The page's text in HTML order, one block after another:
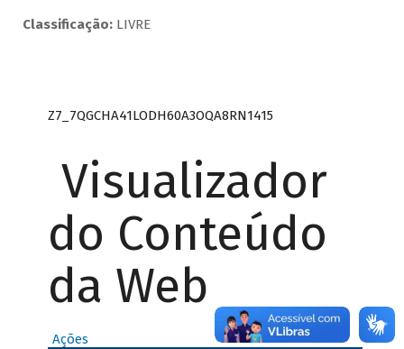
Classificação:LIVRE
Z7_7QGCHA41LODH60A3OQA8RN1415
Visualizador
do Conteúdo
da Web
Ações